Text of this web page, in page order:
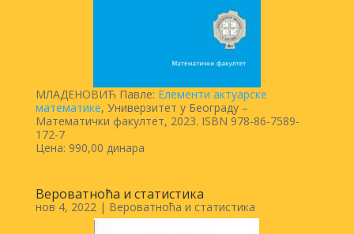
МЛАДЕНОВИЋ Павле: Елементи актуарске
математике, Универзитет у Београду –
Математички факултет, 2023. ISBN 978-86-7589-
172-7
Цена: 990,00 динара
Вероватноћа и статистика
нов 4, 2022| Вероватноћа и статистика